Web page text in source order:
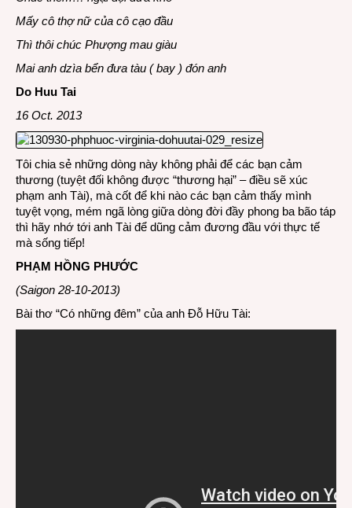
Mấy cô thợ nữ của cô cạo đầu
Thì thôi chúc Phượng mau giàu
Mai anh dzìa bển đưa tàu ( bay ) đón anh
Do Huu Tai
16 Oct. 2013
Tôi chia sẻ những dòng này không phải để các bạn cảm
thương (tuyệt đối không được “thương hại” – điều sẽ xúc
phạm anh Tài), mà cốt để khi nào các bạn cảm thấy mình
tuyệt vọng, mém ngã lòng giữa dòng đời đầy phong ba bão táp
thì hãy nhớ tới anh Tài để dũng cảm đương đầu với thực tế
mà sống tiếp!
PHẠM HỒNG PHƯỚC
(Saigon 28-10-2013)
Bài thơ “Có những đêm” của anh Đỗ Hữu Tài: